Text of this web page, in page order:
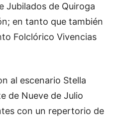
Jubilados de Quiroga
en tanto que también
Folclórico Vivencias
al escenario Stella
de Nueve de Julio
con un repertorio de